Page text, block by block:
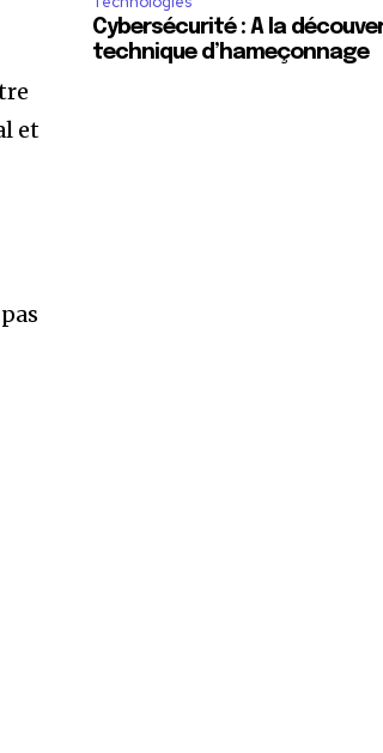
et
Cybersécurité : A la
technique d’hameçonnage